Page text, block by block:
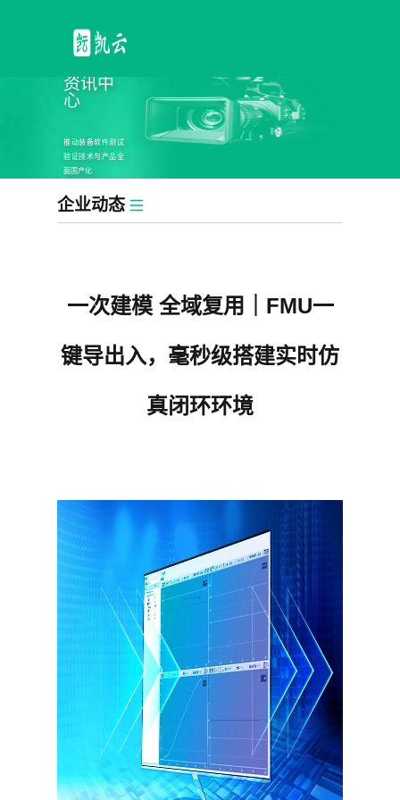
资讯中
心
推动装备软件测试
验证技术与产品全
面国产化
企业动态
一次建模 全域复用｜FMU一
键导出入，毫秒级搭建实时仿
真闭环环境